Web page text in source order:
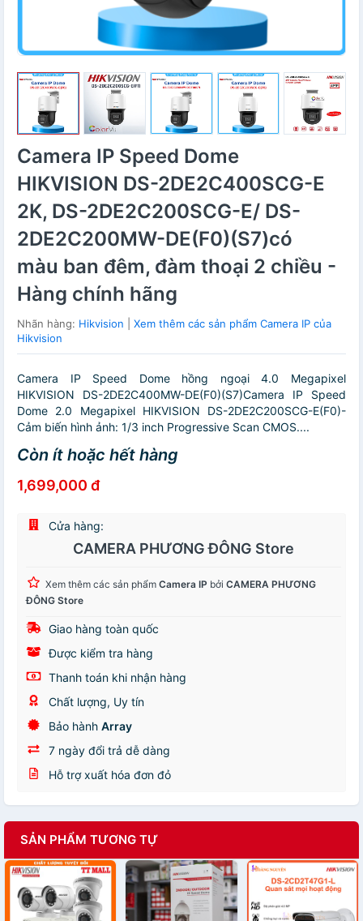
Camera IP Speed Dome
HIKVISION DS-2DE2C400SCG-E
2K, DS-2DE2C200SCG-E/ DS-
2DE2C200MW-DE(F0)(S7)có
màu ban đêm, đàm thoại 2 chiều -
Hàng chính hãng
Nhãn hàng: Hikvision
Xem thêm các sản phẩm Camera IP của
Hikvision
Camera IP Speed Dome hồng ngoại 4.0 Megapixel
HIKVISION DS-2DE2C400MW-DE(F0)(S7)Camera IP Speed
Dome 2.0 Megapixel HIKVISION DS-2DE2C200SCG-E(F0)-
Cảm biến hình ảnh: 1/3 inch Progressive Scan CMOS....
Còn ít hoặc hết hàng
1,699,000 đ
Cửa hàng:
CAMERA PHƯƠNG ĐÔNG Store
Xem thêm các sản phẩm Camera IP bởi CAMERA PHƯƠNG
ĐÔNG Store
Giao hàng toàn quốc
Được kiểm tra hàng
Thanh toán khi nhận hàng
Chất lượng, Uy tín
Bảo hành Array
7 ngày đổi trả dễ dàng
Hỗ trợ xuất hóa đơn đỏ
SẢN PHẨM TƯƠNG TỰ